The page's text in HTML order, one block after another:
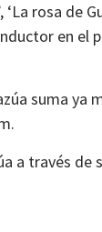
rosa de
en el
suma
a través de